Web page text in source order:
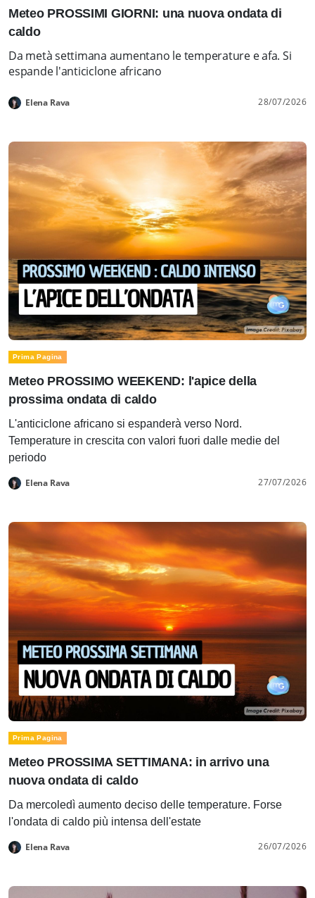
Meteo PROSSIMI GIORNI: una nuova ondata di
caldo
Da metà settimana aumentano le temperature e afa. Si
espande l'anticiclone africano
Elena Rava 28/07/2026
Prima Pagina
Meteo PROSSIMO WEEKEND: l'apice della
prossima ondata di caldo
L'anticiclone africano si espanderà verso Nord.
Temperature in crescita con valori fuori dalle medie del
periodo
Elena Rava 27/07/2026
Prima Pagina
Meteo PROSSIMA SETTIMANA: in arrivo una
nuova ondata di caldo
Da mercoledì aumento deciso delle temperature. Forse
l'ondata di caldo più intensa dell'estate
Elena Rava 26/07/2026